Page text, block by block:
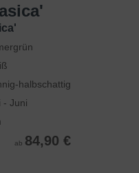
halbschattig
- Juni
ab 84,90 €